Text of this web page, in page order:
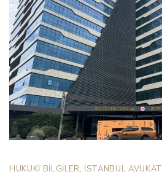
HUKUKİ BİLGİLER, İSTANBUL AVUKAT